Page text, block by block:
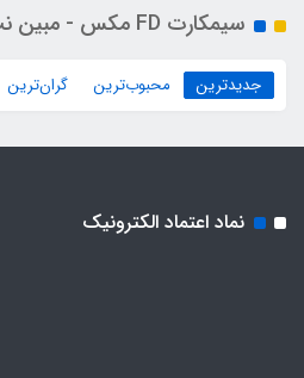
سیمکارت FD مکس - مبین نت و همراه اول
جدیدترین محبوب‌ترین گران‌ترین
نماد اعتماد الکترونیک